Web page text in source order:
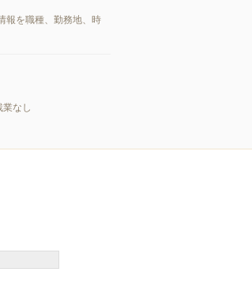
報を職種、勤務地、時
業なし